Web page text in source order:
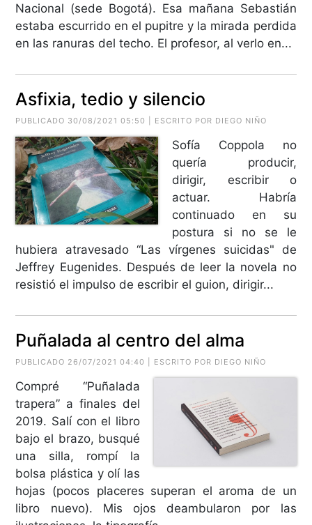
Nacional (sede Bogotá). Esa mañana Sebastián
estaba escurrido en el pupitre y la mirada perdida
en las ranuras del techo. El profesor, al verlo en...
Asfixia, tedio y silencio
PUBLICADO 30/08/2021 05:50 | ESCRITO POR DIEGO NIÑO
Sofía Coppola no
quería producir,
dirigir, escribir o
actuar. Habría
continuado en su
postura si no se le
hubiera atravesado “Las vírgenes suicidas" de
Jeffrey Eugenides. Después de leer la novela no
resistió el impulso de escribir el guion, dirigir...
Puñalada al centro del alma
PUBLICADO 26/07/2021 04:40 | ESCRITO POR DIEGO NIÑO
Compré “Puñalada
trapera” a finales del
2019. Salí con el libro
bajo el brazo, busqué
una silla, rompí la
bolsa plástica y olí las
hojas (pocos placeres superan el aroma de un
libro nuevo). Mis ojos deambularon por las